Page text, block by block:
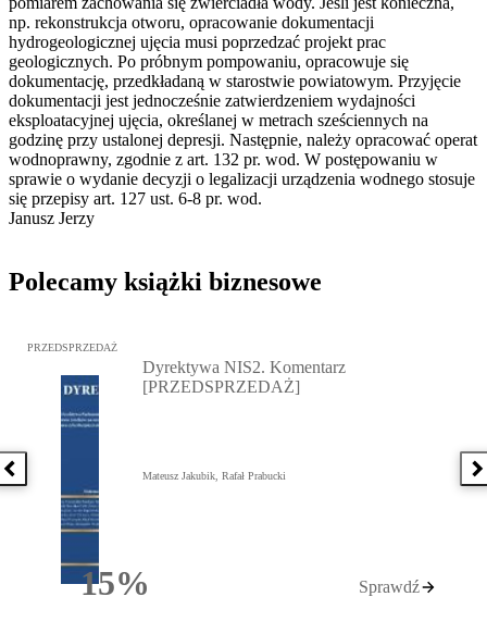
np. rekonstrukcja otworu, opracowanie dokumentacji
hydrogeologicznej ujęcia musi poprzedzać projekt prac
geologicznych. Po próbnym pompowaniu, opracowuje się
dokumentację, przedkładaną w starostwie powiatowym. Przyjęcie
dokumentacji jest jednocześnie zatwierdzeniem wydajności
eksploatacyjnej ujęcia, określanej w metrach sześciennych na
godzinę przy ustalonej depresji. Następnie, należy opracować operat
wodnoprawny, zgodnie z art. 132 pr. wod. W postępowaniu w
sprawie o wydanie decyzji o legalizacji urządzenia wodnego stosuje
się przepisy art. 127 ust. 6-8 pr. wod.
Janusz Jerzy
Polecamy książki biznesowe
Poprzednia książka
Przejdź do: Dyrektywa NIS2. Komentarz [PRZEDSPRZEDAŻ],
PRZEDSPRZEDAŻ
15%Rabatu
Dyrektywa NIS2. Komentarz
[PRZEDSPRZEDAŻ]
Mateusz Jakubik, Rafał Prabucki
Sprawdź